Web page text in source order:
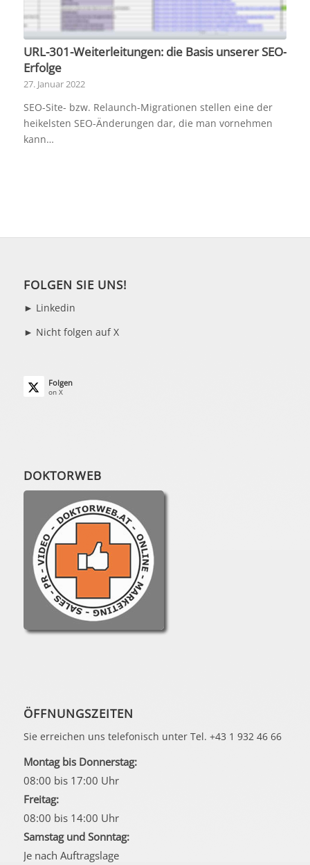
URL-301-Weiterleitungen: die Basis unserer SEO-
Erfolge
27. Januar 2022
SEO-Site- bzw. Relaunch-Migrationen stellen eine der
heikelsten SEO-Änderungen dar, die man vornehmen
kann…
FOLGEN SIE UNS!
► Linkedin
► Nicht folgen auf X
Folgen
on X
DOKTORWEB
ÖFFNUNGSZEITEN
Sie erreichen uns telefonisch unter Tel. +43 1 932 46 66
Montag bis Donnerstag:
08:00 bis 17:00 Uhr
Freitag:
08:00 bis 14:00 Uhr
Samstag und Sonntag:
Je nach Auftragslage